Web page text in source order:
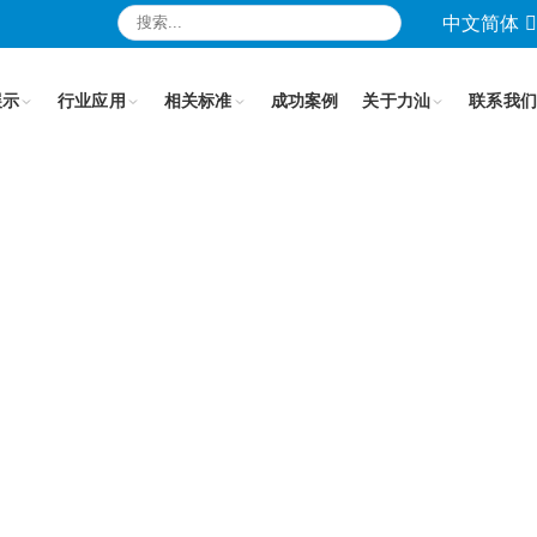
中文简体
行业应用 相关标准 成功案例 关于力汕 联系我们